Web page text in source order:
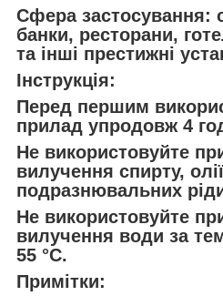
Сфера застосування:
банки, ресторани,
та інші престижні
Інструкція:
Перед першим
прилад упродовж 4
Не використовуйте
вилучення спирту,
подразнювальних
Не використовуйте
вилучення води за
55 °C.
Примітки: